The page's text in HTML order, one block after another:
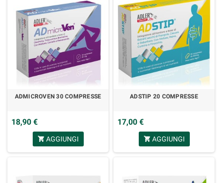
ADMICROVEN 30 COMPRESSE
18,90 €
shopping_cart AGGIUNGI
ADSTIP 20 COMPRESSE
17,00 €
shopping_cart AGGIUNGI